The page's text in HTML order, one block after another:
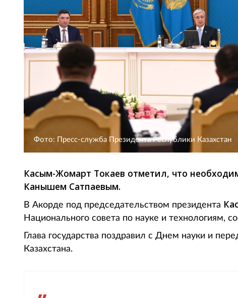
Фото: Пресс-служба Президента Республики Казахстан
Касым-Жомарт Токаев отметил, что
Канышем Сатпаевым.
В Акорде под председательством президента
Национального совета по науке и технологиям,
Глава государства поздравил с Днем науки и
Казахстана.